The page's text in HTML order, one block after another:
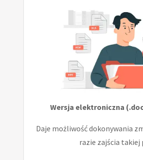
Wersja elektroniczna
Daje możliwość dokonywania
razie zajścia takiej